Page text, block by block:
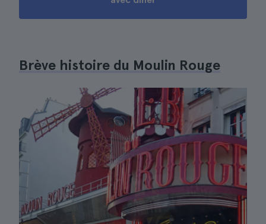
Brève histoire du Moulin Rouge